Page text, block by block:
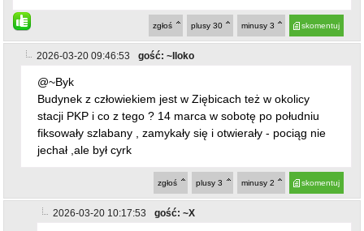
skomentuj
minusy 3
plusy 30
zgłoś
2026-03-20 09:46:53 gość: ~Iloko
@~Byk
Budynek z człowiekiem jest w Ziębicach też w okolicy
stacji PKP i co z tego ? 14 marca w sobotę po południu
fiksowały szlabany , zamykały się i otwierały - pociąg nie
jechał ,ale był cyrk
skomentuj
minusy 2
plusy 3
zgłoś
2026-03-20 10:17:53 gość: ~X